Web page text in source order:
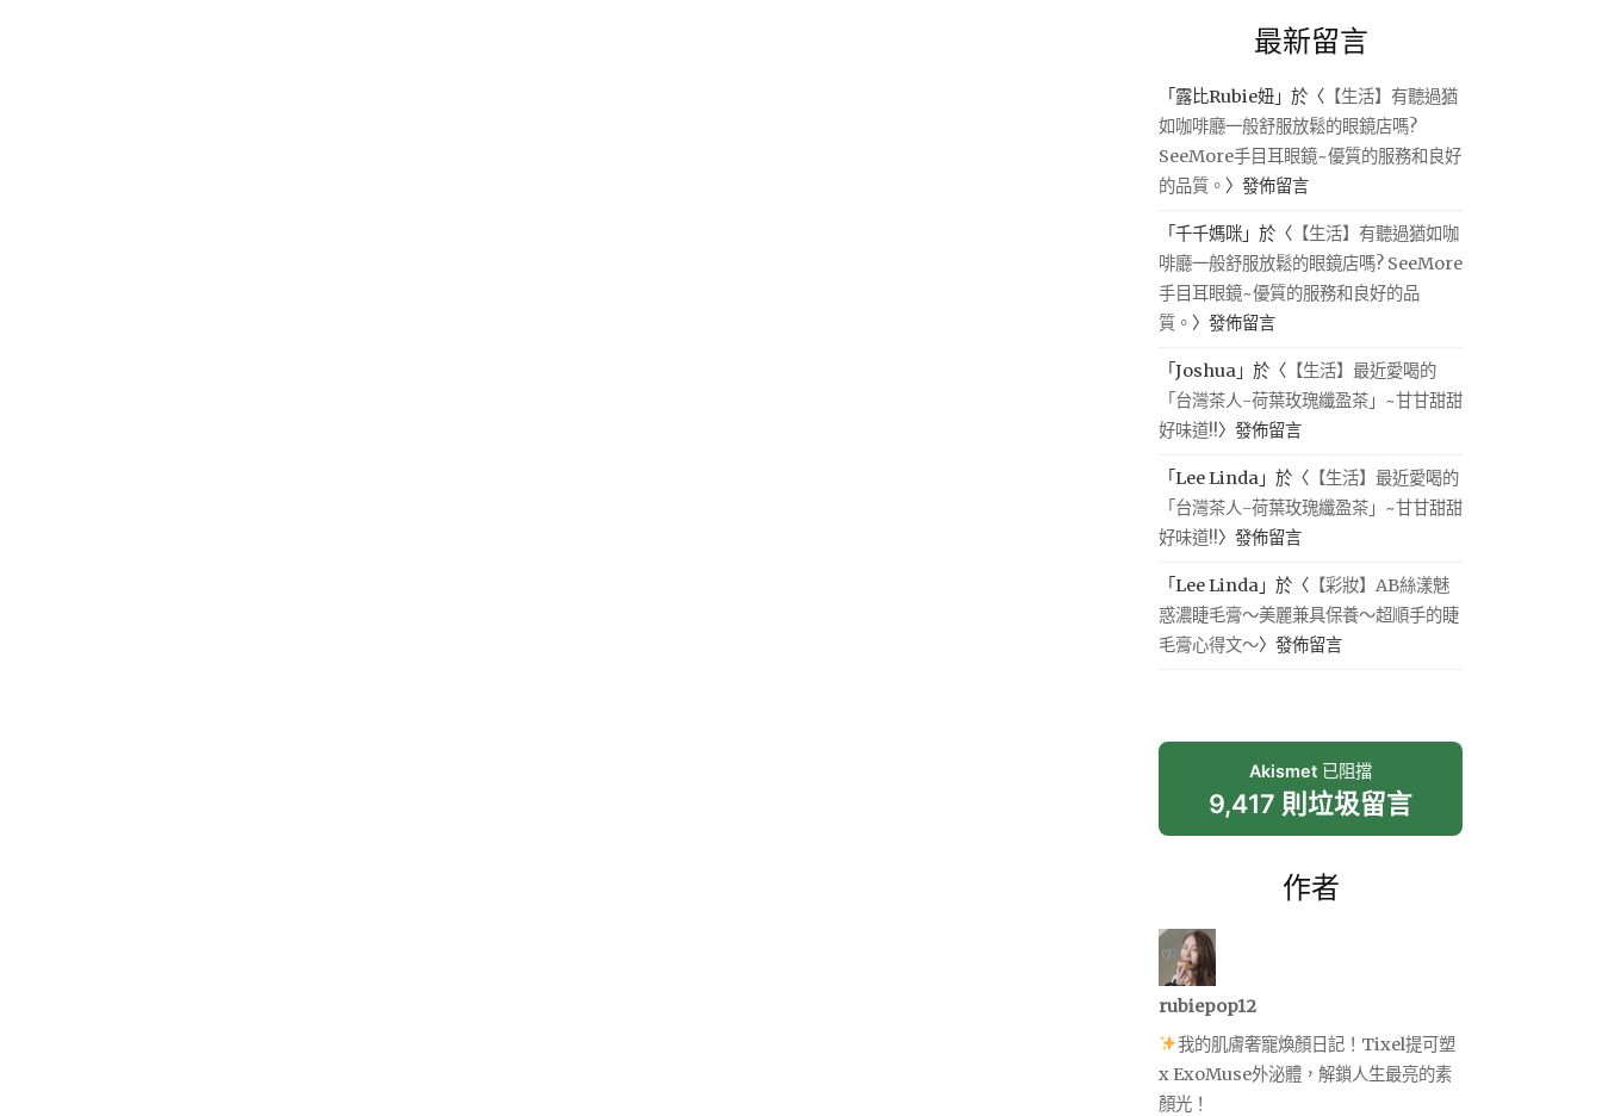
最新留言
「 露比Rubie妞 」於〈 【生活】有聽過猶
如咖啡廳一般舒服放鬆的眼鏡店嗎?
SeeMore手目耳眼鏡~優質的服務和良好
的品質。 〉發佈留言
「千千媽咪 」於〈 【生活】有聽過猶如咖
啡廳一般舒服放鬆的眼鏡店嗎? SeeMore
手目耳眼鏡~優質的服務和良好的品
質。 〉發佈留言
「Joshua 」於〈 【生活】最近愛喝的
「台灣茶人-荷葉玫瑰纖盈茶」~甘甘甜甜
好味道!!〉發佈留言
「Lee Linda 」於〈 【生活】最近愛喝的
「台灣茶人-荷葉玫瑰纖盈茶」~甘甘甜甜
好味道!!〉發佈留言
「Lee Linda 」於〈 【彩妝】AB絲漾魅
惑濃睫毛膏～美麗兼具保養～超順手的睫
毛膏心得文～〉發佈留言
Akismet 已阻擋
9,417 則垃圾留言
作者
rubiepop12
我的肌膚奢寵煥顏日記！Tixel提可塑
x ExoMuse外泌體，解鎖人生最亮的素
顏光！